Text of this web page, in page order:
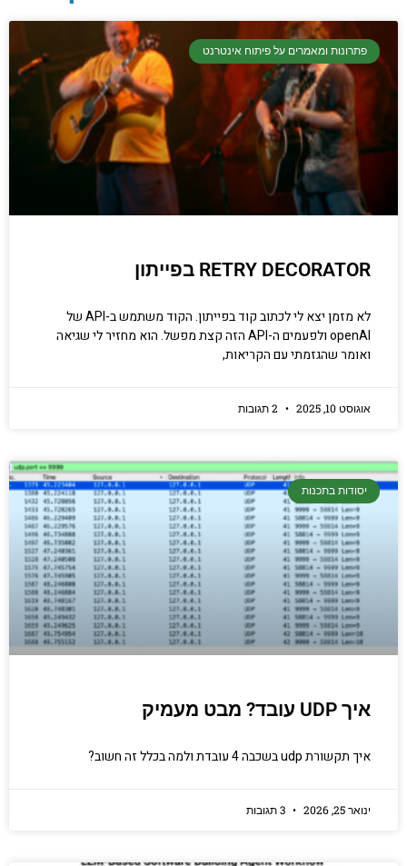
יסודות בתכנות
קריפטוגרפיה, ביצועים, אבטחת מידע ומידע
יסודי וחשוב שגם מתכנתים מנוסים לא תמיד
פתרונות ומאמרים על פיתוח אינטרנט
RETRY DECORATOR בפייתון
לא מזמן יצא לי לכתוב קוד בפייתון. הקוד משתמש ב-API של
openAI ולפעמים ה-API הזה קצת מפשל. הוא מחזיר לי שגיאה
ואומר שהגזמתי עם הקריאות,
אוגוסט 10, 2025
יסודות בתכנות
איך UDP עובד? מבט מעמיק
איך תקשורת udp בשכבה 4 עובדת ולמה בכלל זה חשוב?
ינואר 25, 2026